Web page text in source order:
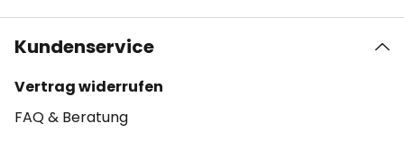
Kundenservice
Vertrag widerrufen
FAQ & Beratung